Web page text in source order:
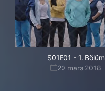
S01E01 - 1. Bölüm
29 mars 2018